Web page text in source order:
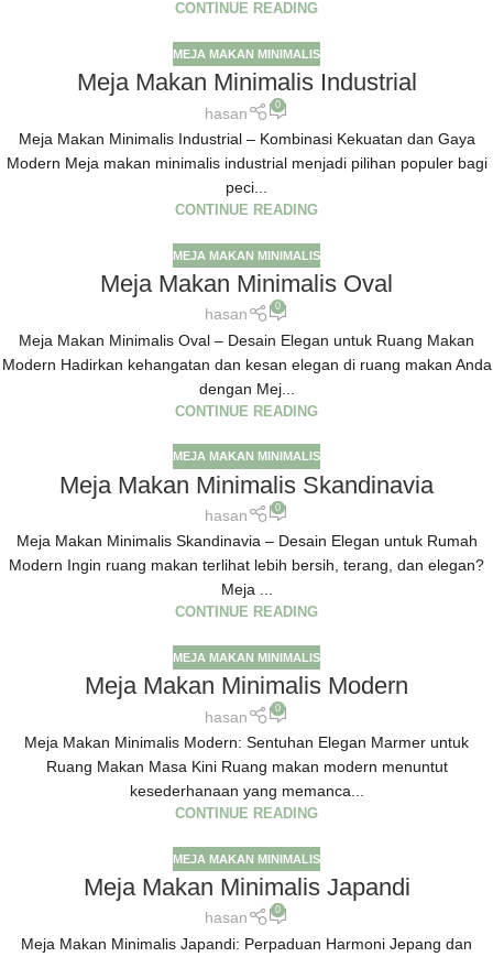
CONTINUE READING
MEJA MAKAN MINIMALIS
Meja Makan Minimalis Industrial
hasan 0
Meja Makan Minimalis Industrial – Kombinasi Kekuatan dan Gaya
Modern Meja makan minimalis industrial menjadi pilihan populer bagi
peci...
CONTINUE READING
MEJA MAKAN MINIMALIS
Meja Makan Minimalis Oval
hasan 0
Meja Makan Minimalis Oval – Desain Elegan untuk Ruang Makan
Modern Hadirkan kehangatan dan kesan elegan di ruang makan Anda
dengan Mej...
CONTINUE READING
MEJA MAKAN MINIMALIS
Meja Makan Minimalis Skandinavia
hasan 0
Meja Makan Minimalis Skandinavia – Desain Elegan untuk Rumah
Modern Ingin ruang makan terlihat lebih bersih, terang, dan elegan?
Meja ...
CONTINUE READING
MEJA MAKAN MINIMALIS
Meja Makan Minimalis Modern
hasan 0
Meja Makan Minimalis Modern: Sentuhan Elegan Marmer untuk
Ruang Makan Masa Kini Ruang makan modern menuntut
kesederhanaan yang memanca...
CONTINUE READING
MEJA MAKAN MINIMALIS
Meja Makan Minimalis Japandi
hasan 0
Meja Makan Minimalis Japandi: Perpaduan Harmoni Jepang dan